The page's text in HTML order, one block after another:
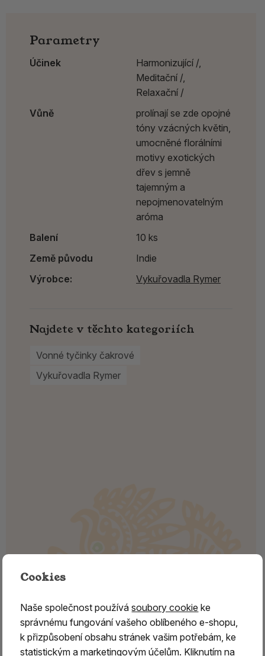
Parametry
Účinek
Harmonizující /,
Meditační /,
Relaxační /
Vůně
prolínají se zde opojné
tóny vzácných květin,
umocněné florálními
motivy exotických
dřev s jemně
tajemným a
nepojmenovatelným
aróma
Balení
10 ks
Země původu
Indie
Výrobce:
Vykuřovadla Rymer
Najdete v těchto kategoriích
Vonné tyčinky čakrové
Vykuřovadla Rymer
Cookies
Naše společnost používásoubory cookie ke
správnému fungování vašeho oblíbeného e-shopu,
k přizpůsobení obsahu stránek vašim potřebám, ke
statistickým a marketingovým účelům. Kliknutím na